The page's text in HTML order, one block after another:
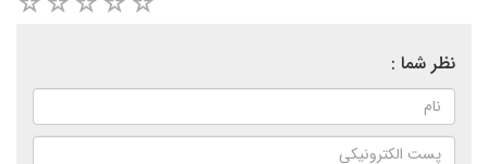
نظر شما :